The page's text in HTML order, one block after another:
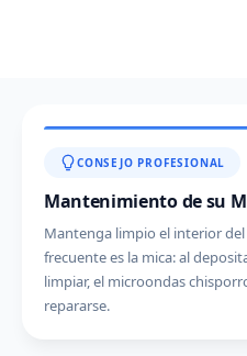
CONSEJO PROFESIONAL
Mantenimiento de su
Mantenga limpio el interior
frecuente es la mica: al
limpiar, el microondas
repararse.